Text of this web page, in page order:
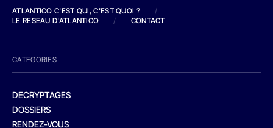
ATLANTICO C'EST QUI, C'EST QUOI ?
/
LE RESEAU D'ATLANTICO
/ CONTACT
CATEGORIES
DECRYPTAGES
DOSSIERS
RENDEZ-VOUS